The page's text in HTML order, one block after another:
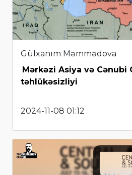
Gülxanım Məmmədova
Mərkəzi Asiya və Cənubi
təhlükəsizliyi
2024-11-08 01:12